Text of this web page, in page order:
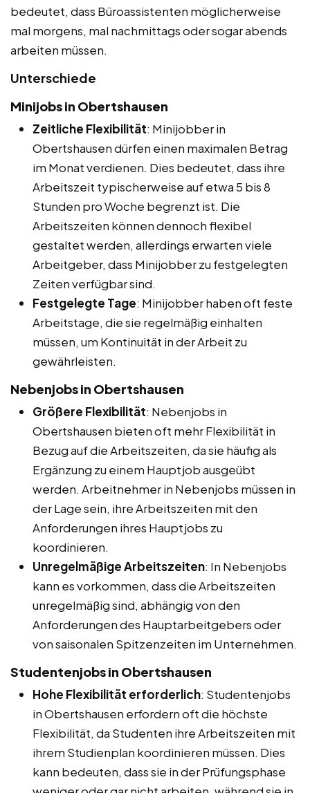
bedeutet, dass Büroassistenten möglicherweise
mal morgens, mal nachmittags oder sogar abends
arbeiten müssen.
Unterschiede
Minijobs in Obertshausen
Zeitliche Flexibilität: Minijobber in
Obertshausen dürfen einen maximalen Betrag
im Monat verdienen. Dies bedeutet, dass ihre
Arbeitszeit typischerweise auf etwa 5 bis 8
Stunden pro Woche begrenzt ist. Die
Arbeitszeiten können dennoch flexibel
gestaltet werden, allerdings erwarten viele
Arbeitgeber, dass Minijobber zu festgelegten
Zeiten verfügbar sind.
Festgelegte Tage: Minijobber haben oft feste
Arbeitstage, die sie regelmäßig einhalten
müssen, um Kontinuität in der Arbeit zu
gewährleisten.
Nebenjobs in Obertshausen
Größere Flexibilität: Nebenjobs in
Obertshausen bieten oft mehr Flexibilität in
Bezug auf die Arbeitszeiten, da sie häufig als
Ergänzung zu einem Hauptjob ausgeübt
werden. Arbeitnehmer in Nebenjobs müssen in
der Lage sein, ihre Arbeitszeiten mit den
Anforderungen ihres Hauptjobs zu
koordinieren.
Unregelmäßige Arbeitszeiten: In Nebenjobs
kann es vorkommen, dass die Arbeitszeiten
unregelmäßig sind, abhängig von den
Anforderungen des Hauptarbeitgebers oder
von saisonalen Spitzenzeiten im Unternehmen.
Studentenjobs in Obertshausen
Hohe Flexibilität erforderlich: Studentenjobs
in Obertshausen erfordern oft die höchste
Flexibilität, da Studenten ihre Arbeitszeiten mit
ihrem Studienplan koordinieren müssen. Dies
kann bedeuten, dass sie in der Prüfungsphase